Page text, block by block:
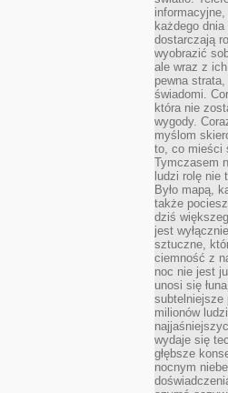
każdego dnia
dostarczają
wyobrazić
ale wraz z
pewna
świadomi.
która nie
wygody.
myślom
to, co mieści
Tymczasem
ludzi rolę
Było mapą,
także
dziś
jest
sztuczne,
ciemność z
noc nie jest
unosi się
subtelniejsze
milionów
wydaje się
głębsze
nocnym